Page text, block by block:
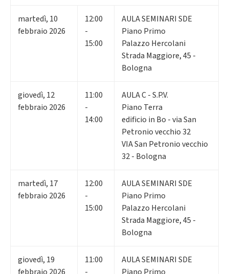
martedì, 10
febbraio 2026
12:00
-
15:00
AULA SEMINARI SDE
Piano Primo
Palazzo Hercolani
Strada Maggiore, 45 -
Bologna
giovedì, 12
febbraio 2026
11:00
-
14:00
AULA C - S.P.V.
Piano Terra
edificio in Bo - via San
Petronio vecchio 32
VIA San Petronio vecchio
32 - Bologna
martedì, 17
febbraio 2026
12:00
-
15:00
AULA SEMINARI SDE
Piano Primo
Palazzo Hercolani
Strada Maggiore, 45 -
Bologna
giovedì, 19
11:00
AULA SEMINARI SDE